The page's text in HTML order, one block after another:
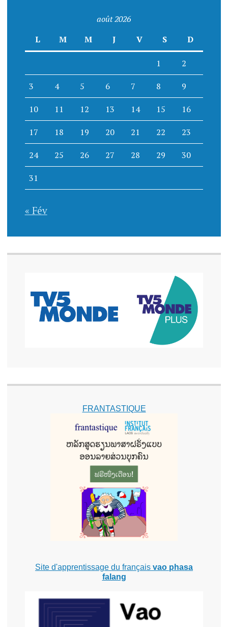
août 2026
L
M M J V S D
1 2
3 4 5 6 7 8 9
10 11 12 13 14 15 16
17 18 19 20 21 22 23
24 25 26 27 28 29 30
31
« Fév
FRANTASTIQUE
Site d'apprentissage du français vao phasa
falang